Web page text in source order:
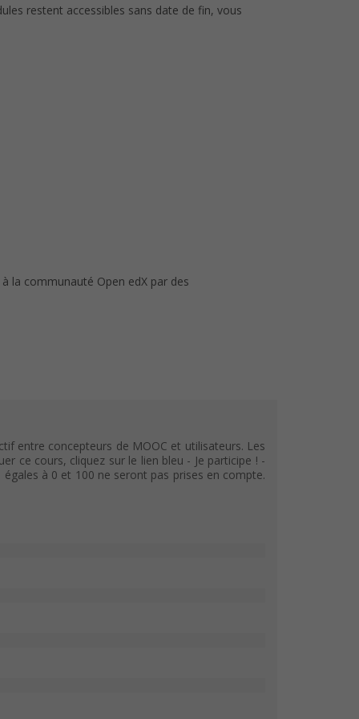
restent accessibles sans date de fin, vous
la communauté Open edX par des
entre concepteurs de MOOC et utilisateurs. Les
ce cours, cliquez sur le lien bleu - Je participe ! -
à 0 et 100 ne seront pas prises en compte.